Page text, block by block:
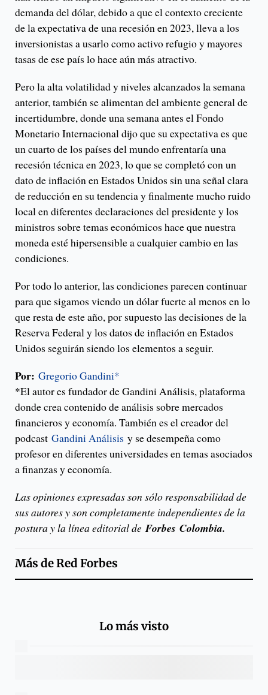
demanda del dólar, debido a que el contexto creciente
de la expectativa de una recesión en 2023, lleva a los
inversionistas a usarlo como activo refugio y mayores
tasas de ese país lo hace aún más atractivo.
Pero la alta volatilidad y niveles alcanzados la semana
anterior, también se alimentan del ambiente general de
incertidumbre, donde una semana antes el Fondo
Monetario Internacional dijo que su expectativa es que
un cuarto de los países del mundo enfrentaría una
recesión técnica en 2023, lo que se completó con un
dato de inflación en Estados Unidos sin una señal clara
de reducción en su tendencia y finalmente mucho ruido
local en diferentes declaraciones del presidente y los
ministros sobre temas económicos hace que nuestra
moneda esté hipersensible a cualquier cambio en las
condiciones.
Por todo lo anterior, las condiciones parecen continuar
para que sigamos viendo un dólar fuerte al menos en lo
que resta de este año, por supuesto las decisiones de la
Reserva Federal y los datos de inflación en Estados
Unidos seguirán siendo los elementos a seguir.
Por: Gregorio Gandini*
*El autor es fundador de Gandini Análisis, plataforma
donde crea contenido de análisis sobre mercados
financieros y economía. También es el creador del
podcast Gandini Análisis y se desempeña como
profesor en diferentes universidades en temas asociados
a finanzas y economía.
Las opiniones expresadas son sólo responsabilidad de
sus autores y son completamente independientes de la
postura y la línea editorial deForbes Colombia.
Más deRed Forbes
Lo más visto